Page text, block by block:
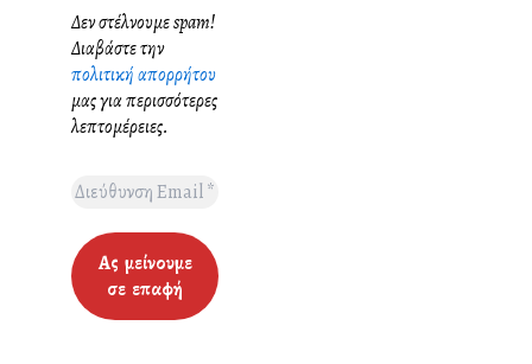
Δεν στέλνουμε spam!
Διαβάστε την
πολιτική απορρήτου
μας για περισσότερες
λεπτομέρειες.